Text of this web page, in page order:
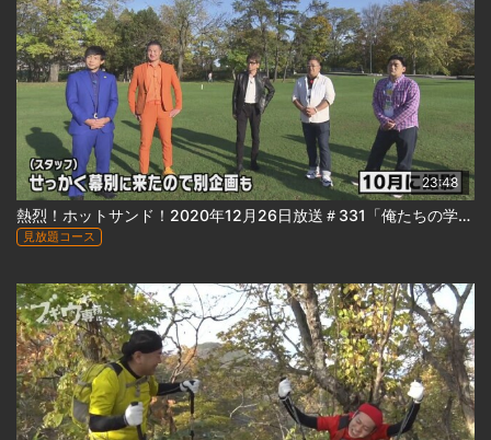
23:48
熱烈！ホットサンド！2020年12月26日放送＃331「俺たちの学校・特別編～閉校直前の高校に突撃！」
見放題コース